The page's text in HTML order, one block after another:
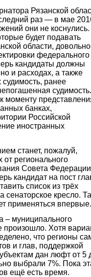
Рязанской
раз — в мае
они не
будет подавать
области, довольно
федерального
кандидаты должны
и расходах, а также
ранее
судимость.
моменту
банках,
Российской
иностранных
станет, пожалуй,
регионального
Совета Федерации
кандидат на пост
список из трёх
сенаторское кресло.
применяться впервые.
– муниципального
произошло. Хотя
что регионы
и глав, поддержкой
дан люфт от 5
выбрали 7%. Пока
ещё есть время.